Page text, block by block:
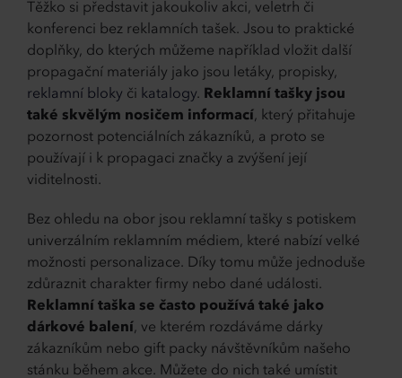
Těžko si představit jakoukoliv akci, veletrh či
konferenci bez reklamních tašek. Jsou to praktické
doplňky, do kterých můžeme například vložit další
propagační materiály jako jsou letáky, propisky,
reklamní bloky či katalogy. Reklamní tašky jsou
také skvělým nosičem informací, který přitahuje
pozornost potenciálních zákazníků, a proto se
používají i k propagaci značky a zvýšení její
viditelnosti.
Bez ohledu na obor jsou reklamní tašky s potiskem
univerzálním reklamním médiem, které nabízí velké
možnosti personalizace. Díky tomu může jednoduše
zdůraznit charakter firmy nebo dané události.
Reklamní taška se často používá také jako
dárkové balení, ve kterém rozdáváme dárky
zákazníkům nebo gift packy návštěvníkům našeho
stánku během akce. Můžete do nich také umístit